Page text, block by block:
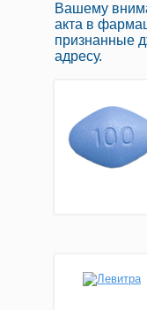
Вашему
акта в
признанные
адресу.